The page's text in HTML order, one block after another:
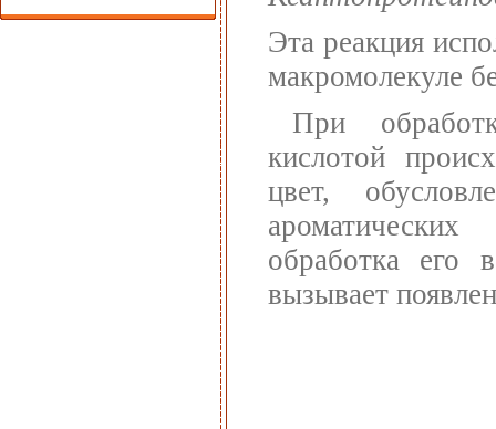
Эта реакция
макромолекуле
При
кислотой
цвет,
обработка его
вызывает